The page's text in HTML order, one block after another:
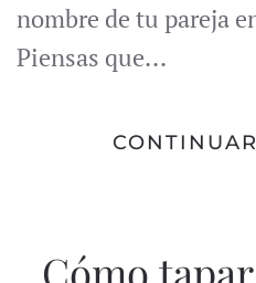
nombre de tu pareja
Piensas que...
Cómo